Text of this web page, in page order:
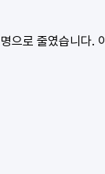
으로 줄였습니다. 이